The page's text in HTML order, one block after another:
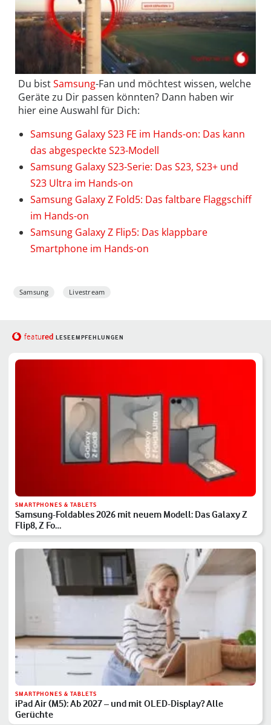
Du bistSamsung-Fan und möchtest wissen, welche
Geräte zu Dir passen könnten? Dann haben wir
hier eine Auswahl für Dich:
Samsung Galaxy S23 FE im Hands-on: Das kann
das abgespeckte S23-Modell
Samsung Galaxy S23-Serie: Das S23, S23+ und
S23 Ultra im Hands-on
Samsung Galaxy Z Fold5: Das faltbare Flaggschiff
im Hands-on
Samsung Galaxy Z Flip5: Das klappbare
Smartphone im Hands-on
Samsung Livestream
featured LESEEMPFEHLUNGEN
SMARTPHONES & TABLETS
Samsung-Foldables 2026 mit neuem Modell: Das Galaxy Z
Flip8, Z Fo…
SMARTPHONES & TABLETS
iPad Air (M5): Ab 2027 – und mit OLED-Display? Alle
Gerüchte